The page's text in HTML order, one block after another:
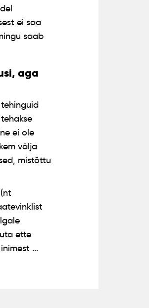
ei saa
saab
aga
ei ole
välja
mistõttu
ette
...